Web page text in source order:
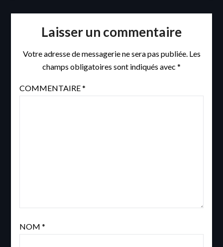
Laisser un commentaire
Votre adresse de messagerie ne sera pas publiée. Les
champs obligatoires sont indiqués avec *
COMMENTAIRE*
NOM *